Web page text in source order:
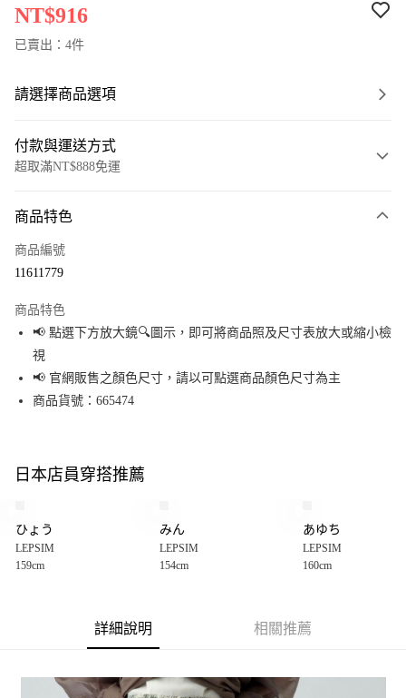
NT$916
已賣出：4件
請選擇商品選項
付款與運送方式
超取滿NT$888免運
信用卡一次付款
Apple Pay
街口支付
悠遊付
全盈+PAY
【大哥付你分期使用說明】
1.本服務由台灣大哥大提供，台灣大哥大用戶可立即使用無須另外申請。
2.付款方式選擇「大哥付你分期」，訂單成立後會自動跳轉到大哥付的交易
3.實際核准額度、可分期數及費用金額請依後續交易確認頁面所載為準。
4.訂單成立30分鐘內，如未前往確認交易或遇審核未通過，訂單將自動取
消。如遇「轉專審核」未通過狀況，表示未達大哥付你分期系統評分，恕無
【繳款方式說明】
AFTEE先享後付
３．安心：先確認商品／服務後，再付款。
全家 取貨付款
每筆NT$80，滿NT$888(含以上)免運費
商品特色
商品編號
11611779
商品特色
📢 點選下方放大鏡🔍圖示，即可將商品照及尺寸表放大或縮小檢
視
📢 官網販售之顏色尺寸，請以可點選商品顏色尺寸為主
商品貨號：665474
日本店員穿搭推薦
ひょう
LEPSIM
159cm
みん
LEPSIM
154cm
あゆち
LEPSIM
160cm
詳細說明 相關推薦